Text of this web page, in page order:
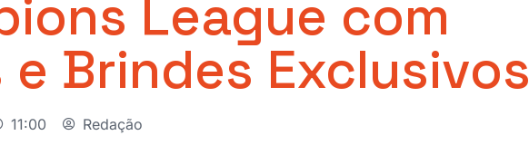
League com
Brindes Exclusivos
11:00 Redação